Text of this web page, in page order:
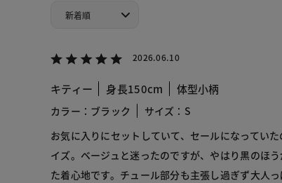
2026.06.10
キティー 身長150cm 体型小柄
カラー：ブラック
サイズ：S
お気に入りにセットしていて、セールになってい
イズ。ベージュと迷ったのですが、やはり黒のほ
た着心地です。チュール部分も主張し過ぎず大人っ